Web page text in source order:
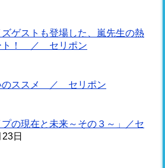
ゲストも登場した、嵐先生の熱
ト！ ／ セリポン
のススメ ／ セリポン
プの現在と未来～その３～」／セ
日